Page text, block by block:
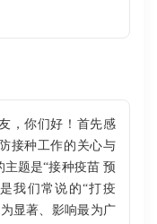
，你们好！首先感
接种工作的关心与
题是“接种疫苗 预
我们常说的“打疫
显著、影响最为广